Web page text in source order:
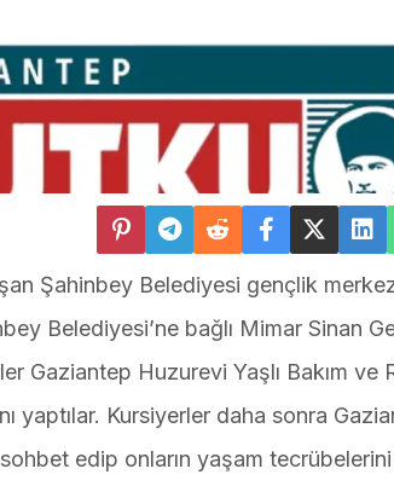
Şahinbey Belediyesi gençlik
Belediyesi’ne bağlı Mimar Sinan
Gaziantep Huzurevi Yaşlı Bakım
yaptılar. Kursiyerler daha sonra
edip onların yaşam